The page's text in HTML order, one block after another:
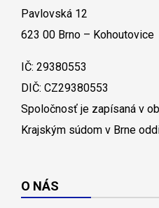
Pavlovská 12
623 00 Brno – Kohoutovice
IČ: 29380553
DIČ: CZ29380553
Spoločnosť je zapísaná v
Krajským súdom v Brne
O NÁS